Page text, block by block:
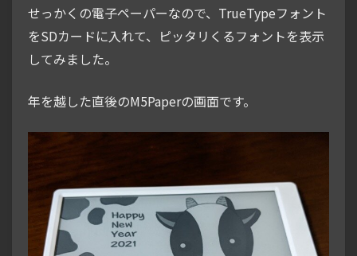
せっかくの電子ペーパーなので、TrueTypeフォント
をSDカードに入れて、ピッタリくるフォントを表示
してみました。
年を越した直後のM5Paperの画面です。